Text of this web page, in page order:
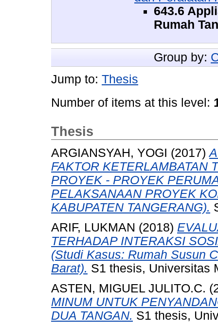
643.6
Rumah
Group by:
Jump to: Thesis
Number of items at this level:
Thesis
ARGIANSYAH, YOGI (2017)
FAKTOR KETERLAMBATAN
PROYEK - PROYEK
PELAKSANAAN PROYEK
KABUPATEN TANGERANG).
ARIF, LUKMAN (2018)
TERHADAP INTERAKSI
(Studi Kasus: Rumah Susun
Barat). S1 thesis, Universitas
ASTEN, MIGUEL JULITO.C.
MINUM UNTUK
DUA TANGAN. S1 thesis,